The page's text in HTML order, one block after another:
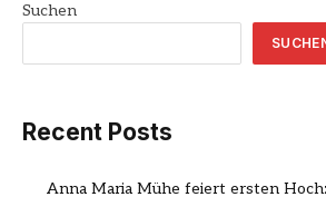
Suchen
Recent Posts
Anna Maria Mühe feiert ersten